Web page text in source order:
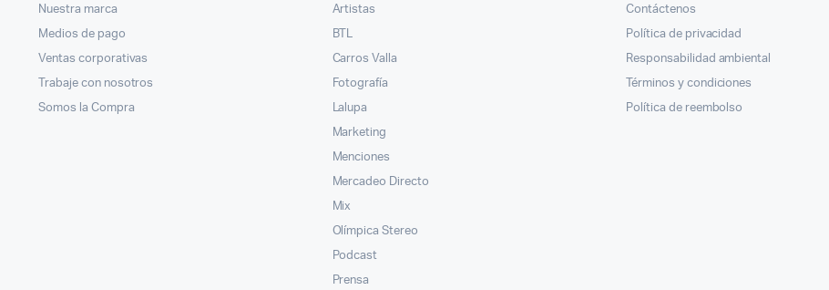
Nuestra marca
Medios de pago
Ventas corporativas
Trabaje con nosotros
Somos la Compra
Artistas
BTL
Carros Valla
Fotografía
Lalupa
Marketing
Menciones
Mercadeo Directo
Mix
Olímpica Stereo
Podcast
Prensa
Contáctenos
Política de privacidad
Responsabilidad ambiental
Términos y condiciones
Política de reembolso